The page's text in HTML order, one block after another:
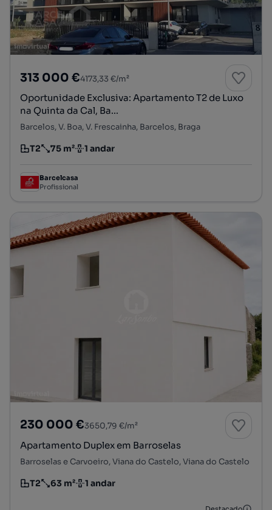
313 000 €4173,33 €/m²
Oportunidade Exclusiva: Apartamento T2 de Luxo
na Quinta da Cal, Ba...
Barcelos, V. Boa, V. Frescainha, Barcelos, Braga
Tipologia
T2
Preço por metro quadrado
75 m²
Andar 1 andar
Barcelcasa
Profissional
230 000 €3650,79 €/m²
Apartamento Duplex em Barroselas
Barroselas e Carvoeiro, Viana do Castelo, Viana do Castelo
Tipologia
T2
Preço por metro quadrado
63 m²
Andar 1 andar